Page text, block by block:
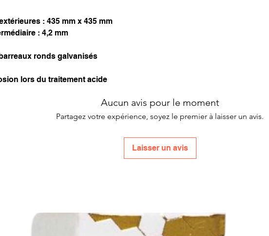
: 435 mm x 435 mm
: 4,2 mm
ronds galvanisés
lors du traitement acide
Aucun avis pour le moment
Partagez votre expérience, soyez le premier à laisser un avis.
Laisser un avis